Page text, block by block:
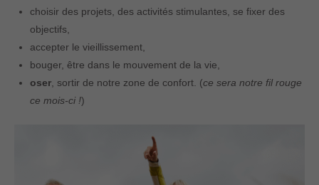
choisir des projets, des activités stimulantes, se fixer des
objectifs,
accepter le vieillissement,
bouger, être dans le mouvement de la vie,
oser, sortir de notre zone de confort. (ce sera notre fil rouge
ce mois-ci !)